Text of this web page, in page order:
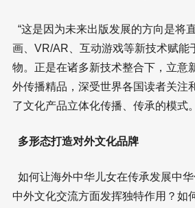
“这是因为未来出版发展的方向是将
画、VR/AR、互动游戏等新技术赋能
物。正是在诸多新技术整合下，立意
外传播精品，深受世界各国读者关注
了文化产品立体化传播、传承的模式
多形态打造对外文化品牌
如何让海外中华儿女在传承发展中
中外文化交流方面发挥独特作用？如